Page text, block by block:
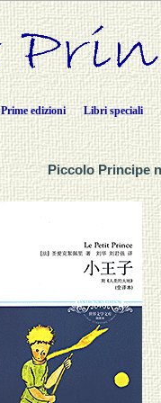
Prime edizioni Libri speciali
Piccolo Principe